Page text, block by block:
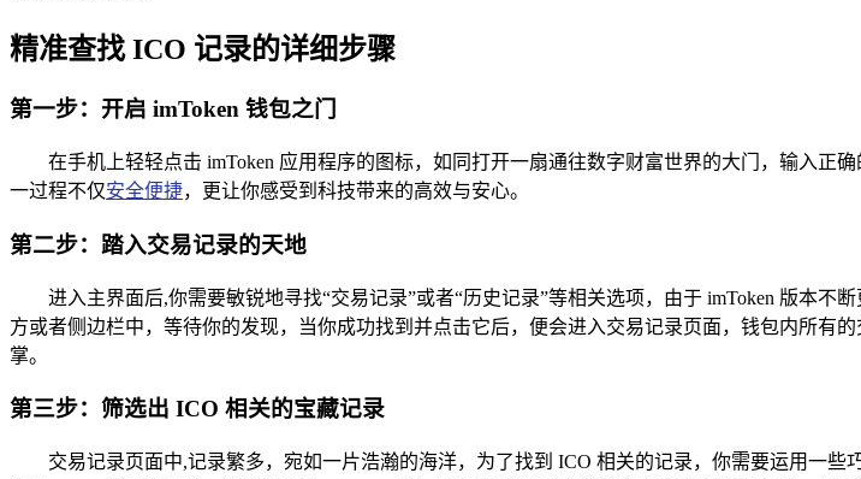
精准查找 ICO 记录的详细步骤
第一步：开启 imToken 钱包之门
在手机上轻轻点击 imToken 应用程序的图标，如同打开一扇通往数字财富世界的大门，输入
一过程不仅安全便捷，更让你感受到科技带来的高效与安心。
第二步：踏入交易记录的天地
进入主界面后,你需要敏锐地寻找“交易记录”或者“历史记录”等相关选项，由于 imToken 版本
方或者侧边栏中，等待你的发现，当你成功找到并点击它后，便会进入交易记录页面，钱包内所有
掌。
第三步：筛选出 ICO 相关的宝藏记录
交易记录页面中,记录繁多，宛如一片浩瀚的海洋，为了找到 ICO 相关的记录，你需要运用一